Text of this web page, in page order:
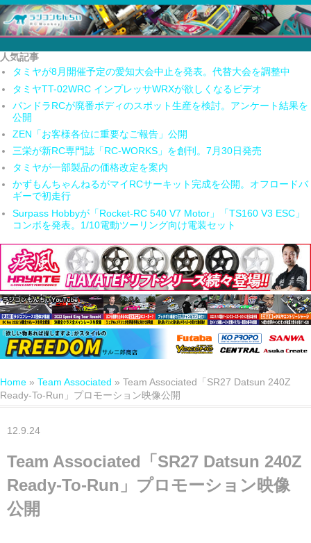
人気記事
タミヤが8月開催予定の愛知大会中止を発表。代替大会を調整中
タミヤTT-02WRC インプレッサWRXが欲しくなるビデオ
パンドラRCが廃番ボディのスポット生産を検討。アンケート結果を
公開
ZEN「お客様各位に重要なご報告」公開
三栄が新RC専門誌「RC-WORKS」を創刊。7月30日発売
タミヤが一部製品の価格改定を案内
かずもんちゃんねるがマイRCサーキット完成を公開。オフロードバ
ギーで初走行
Surpass Hobbyが「Rocket-RC 540 V7 Motor」「TS160 V3 ESC」
コンボを発表。1/10電動ツーリング向け電装セット
Home » Team Associated » Team Associated「SR27 Datsun 240Z
Ready-To-Run」プロモーション映像公開
12.9.24
Team Associated「SR27 Datsun 240Z
Ready-To-Run」プロモーション映像
公開